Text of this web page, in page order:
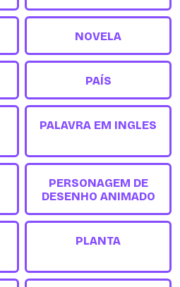
NOVELA
PAÍS
PALAVRA EM INGLES
PERSONAGEM DE
DESENHO ANIMADO
PLANTA